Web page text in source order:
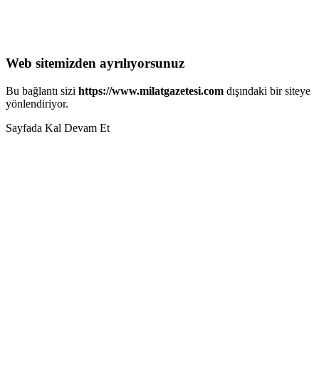
Web sitemizden ayrılıyorsunuz
Bu bağlantı sizi https://www.milatgazetesi.com dışındaki bir siteye
yönlendiriyor.
Sayfada Kal Devam Et